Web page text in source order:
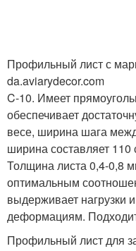
Профильный лист с
da.aviarydecor.com
C-10. Имеет
обеспечивает
весе, ширина шага
ширина составляет
Толщина листа 0,4-0,8
оптимальным
выдерживает нагрузки
деформациям.
Профильный лист для